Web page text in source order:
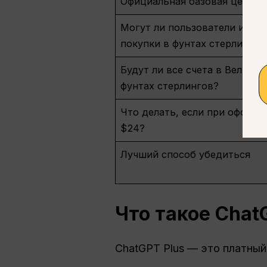
Могут ли пользователи из
покупки в фунтах стерлингов?
Будут ли все счета в
фунтах стерлингов?
Что делать, если при
$24?
Лучший способ убедиться
Что такое
ChatGPT Plus — это